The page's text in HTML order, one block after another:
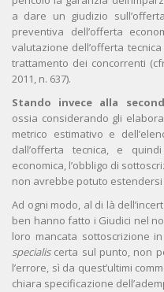
a dare un giudizio
preventiva dell’offerta
valutazione dell’offerta
trattamento dei concorrenti
2011, n. 637).
Stando invece alla
ossia considerando gli
metrico estimativo e
dall’offerta tecnica, e
economica, l’obbligo di
non avrebbe potuto
Ad ogni modo, al di là
ben hanno fatto i Giudici nel
loro mancata sottoscrizione
specialiscerta sul punto, non
l’errore, sì da quest’ultimi
chiara specificazione